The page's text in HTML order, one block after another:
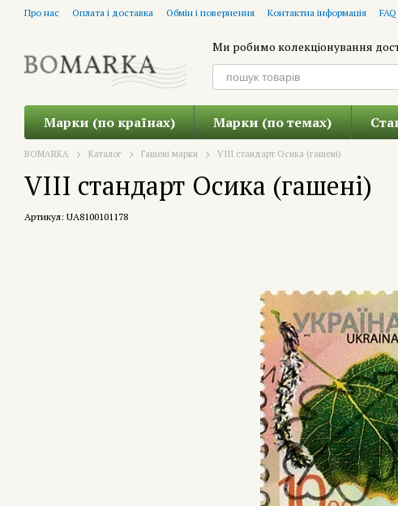
Перейти до основного контенту
Про нас Оплата і доставка Обмін і повернення Контактна інформація FAQ
Ми робимо колекціонування
Марки (по країнах) Марки (по темах)
BOMARKA Каталог Гашені марки VIII стандарт Осика (гашені)
VIII стандарт Осика (гашені)
Артикул: UA8100101178